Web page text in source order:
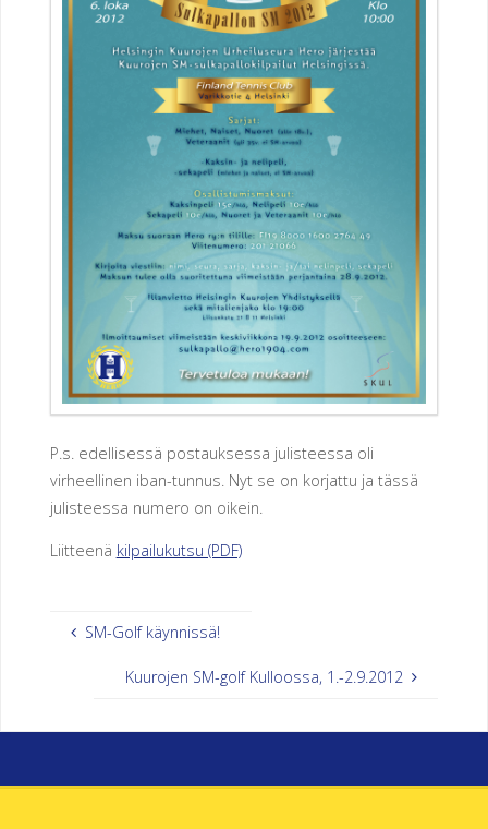
HE
H
R
O
RY
P.s. edellisessä postauksessa julisteessa oli
virheellinen iban-tunnus. Nyt se on korjattu ja tässä
julisteessa numero on oikein.
Liitteenä kilpailukutsu (PDF)
SM-Golf käynnissä!
Kuurojen SM-golf Kulloossa, 1.-2.9.2012